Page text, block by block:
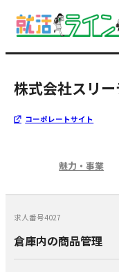
株式会社スリ
コーポレートサイト
魅力・事業
求人番号4027
倉庫内の商品管理